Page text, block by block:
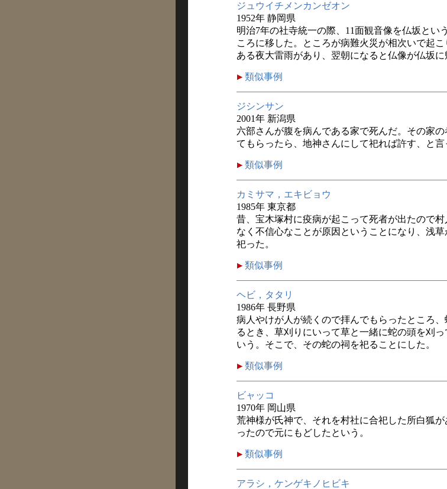
ジュウイチメンカンゼオン
1952年 静岡県
明治7年の社寺統一の際、11面観音像を仏坂とい
ころに移した。ところが病難火災が相次いで起こ
ある夜大雷雨があり、翌朝になると仏像が仏坂に
類似事例
ジシンサン
2001年 新潟県
六部さんが腹を病んである家で死んだ。その家
てもらったら、地神さんにして祀れば許す、と言
類似事例
カミサマ，エキビョウ
1985年 東京都
昔、宝木塚村に疫病が起こって死者が出たので
なく不信心なことが原因ということになり、浅
祀った。
類似事例
ヘビ，タタリ
1986年 長野県
病人やけが人が続くので拝んでもらったところ
るとき、草刈りにいって草と一緒に蛇の頭を刈
いう。そこで、その蛇の祠を祀ることにした。
類似事例
ビャッコ
1970年 岡山県
荒神様が氏神で、それを村社に合祀した所白狐
ったので元にもどしたという。
類似事例
アラシ，ケンゲキノヒビキ